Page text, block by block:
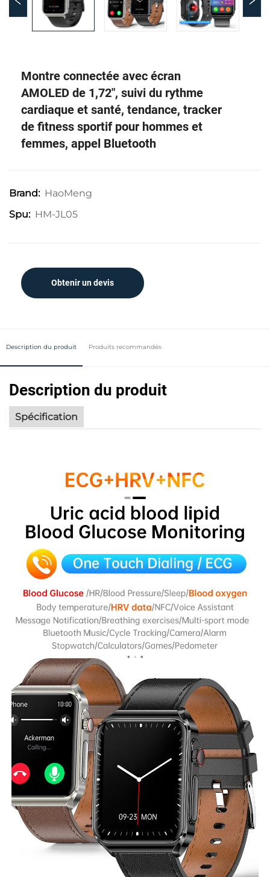
Montre connectée avec écran
AMOLED de 1,72", suivi du rythme
cardiaque et santé, tendance, tracker
de fitness sportif pour hommes et
femmes, appel Bluetooth
Brand: HaoMeng
Spu: HM-JL05
Obtenir un devis
Description du produit Produits recommandés
Description du produit
Spécification